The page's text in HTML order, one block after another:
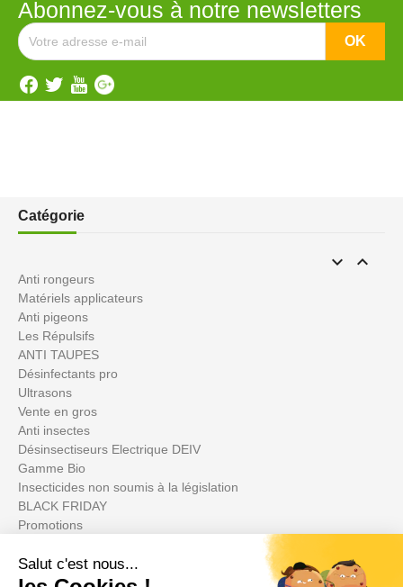
Abonnez-vous à notre newsletters
Catégorie
 
Anti rongeurs
Matériels applicateurs
Anti pigeons
Les Répulsifs
ANTI TAUPES
Désinfectants pro
Ultrasons
Vente en gros
Anti insectes
Désinsectiseurs Electrique DEIV
Gamme Bio
Insecticides non soumis à la législation
BLACK FRIDAY
Promotions
Votre compte